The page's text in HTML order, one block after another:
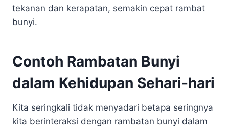
tekanan dan kerapatan, semakin cepat rambat
bunyi.
Contoh Rambatan Bunyi
dalam Kehidupan Sehari-hari
Kita seringkali tidak menyadari betapa seringnya
kita berinteraksi dengan rambatan bunyi dalam